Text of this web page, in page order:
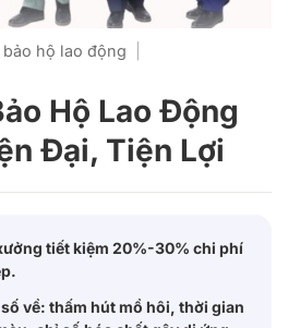
hộ lao động
Hộ Lao Động
Đại, Tiện Lợi
tiết kiệm 20%-30% chi phí
về: thấm hút mồ hôi, thời gian